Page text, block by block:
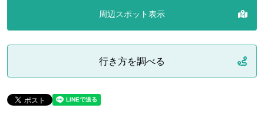
周辺スポット表示
行き方を調べる